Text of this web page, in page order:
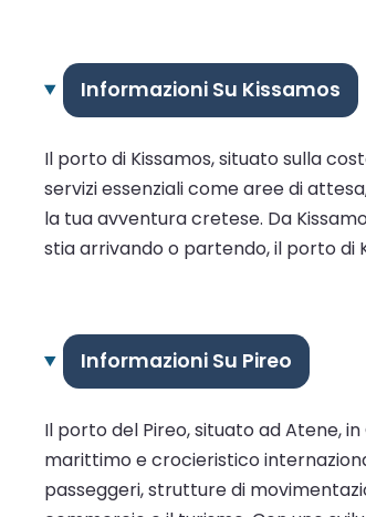
Informazioni Su Kissamos
Il porto di Kissamos, situato sulla
servizi essenziali come aree di
la tua avventura cretese. Da
stia arrivando o partendo, il porto di
Informazioni Su Pireo
Il porto del Pireo, situato ad Atene,
marittimo e crocieristico
passeggeri, strutture di